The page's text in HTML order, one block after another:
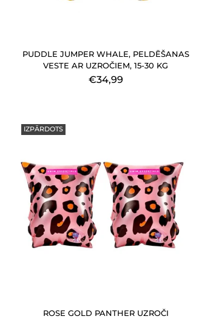
PUDDLE JUMPER WHALE, PELDĒŠANAS
VESTE AR UZROČIEM, 15-30 KG
€34,99
IZPĀRDOTS
ROSE GOLD PANTHER UZROČI